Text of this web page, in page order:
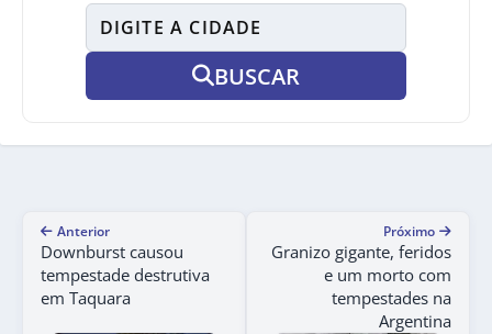
BUSCAR
Anterior
Downburst causou
tempestade destrutiva
em Taquara
Próximo
Granizo gigante, feridos
e um morto com
tempestades na
Argentina